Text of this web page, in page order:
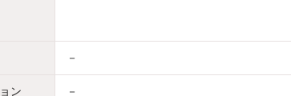
－
ン －